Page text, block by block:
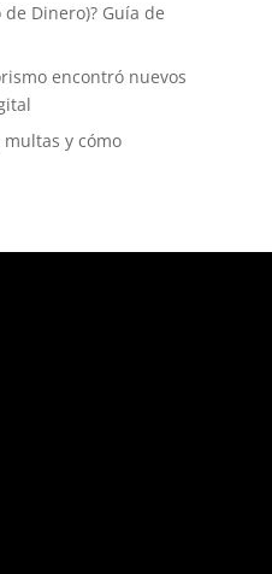
Dinero)? Guía de
encontró nuevos
multas y cómo